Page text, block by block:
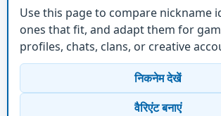
Use this page to compare nickname
ones that fit, and adapt them for
profiles, chats, clans, or creative
निकनेम देखें
वैरिएंट बनाएं